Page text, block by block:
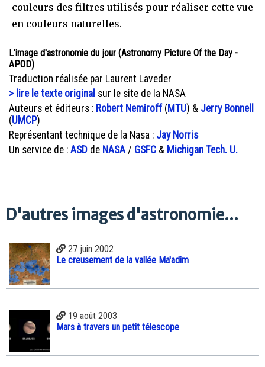
couleurs des filtres utilisés pour réaliser cette vue
en couleurs naturelles.
L'image d'astronomie du jour (Astronomy Picture Of the Day -
APOD)
Traduction réalisée par Laurent Laveder
> lire le texte original sur le site de la NASA
Auteurs et éditeurs : Robert Nemiroff(MTU) & Jerry Bonnell
(UMCP)
Représentant technique de la Nasa : Jay Norris
Un service de : ASD de NASA / GSFC & Michigan Tech. U.
D'autres images d'astronomie...
27 juin 2002
Le creusement de la vallée Ma'adim
19 août 2003
Mars à travers un petit télescope